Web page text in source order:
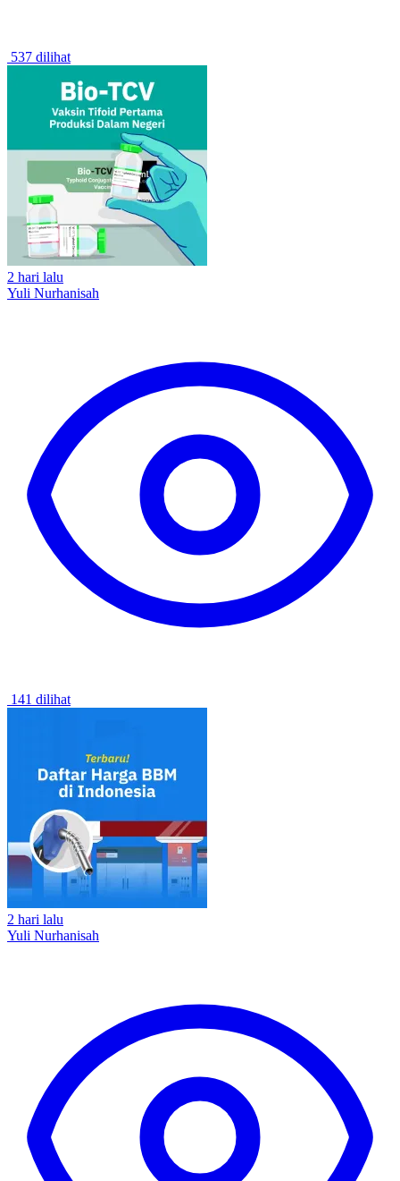
537 dilihat
2 hari lalu
Yuli Nurhanisah
141 dilihat
2 hari lalu
Yuli Nurhanisah